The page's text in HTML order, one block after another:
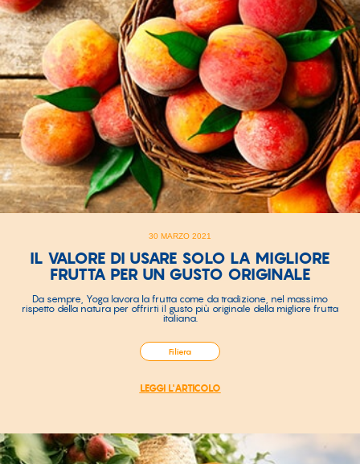
30 MARZO 2021
IL VALORE DI USARE SOLO LA MIGLIORE
FRUTTA PER UN GUSTO ORIGINALE
Da sempre, Yoga lavora la frutta come da tradizione, nel massimo
rispetto della natura per offrirti il gusto più originale della migliore frutta
italiana.
Filiera
LEGGI L'ARTICOLO